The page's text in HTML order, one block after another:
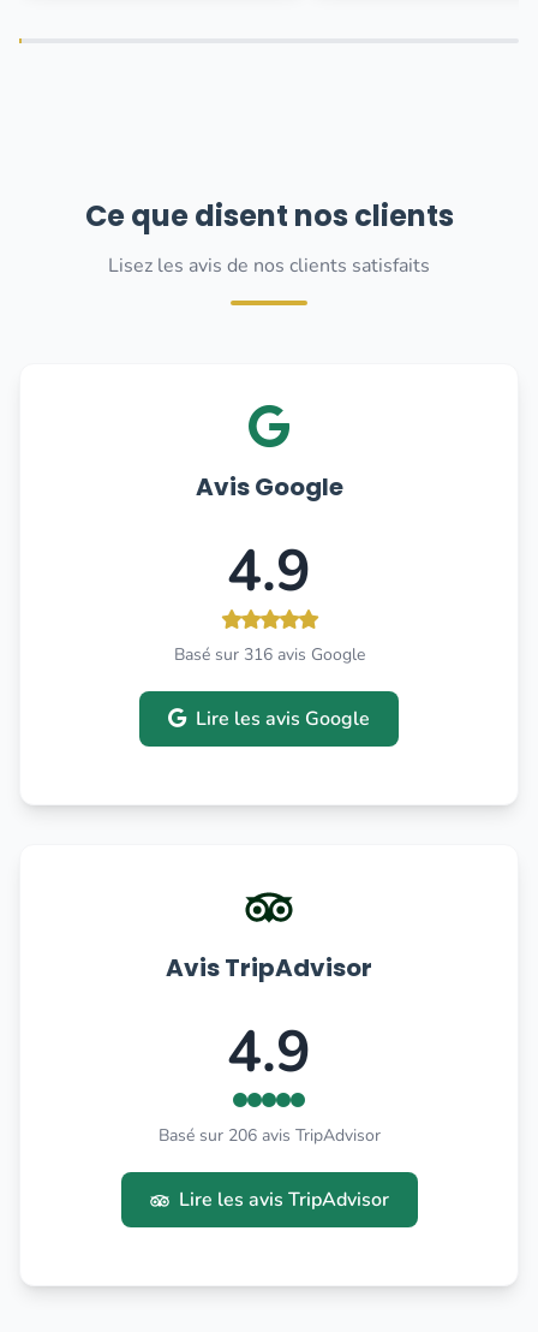
Ce que disent nos clients
Lisez les avis de nos clients satisfaits
Avis Google
4.9
Basé sur 316 avis Google
Lire les avis Google
Avis TripAdvisor
4.9
Basé sur 206 avis TripAdvisor
Lire les avis TripAdvisor